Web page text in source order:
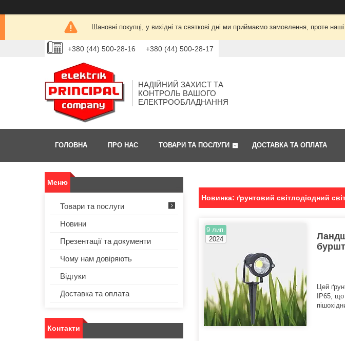
Шановні покупці, у вихідні та святкові дні ми приймаємо замовлення, проте
+380 (44) 500-28-16 +380 (44) 500-28-17
НАДІЙНИЙ ЗАХИСТ ТА
КОНТРОЛЬ ВАШОГО
ЕЛЕКТРООБЛАДНАННЯ
ГОЛОВНА ПРО НАС ТОВАРИ ТА ПОСЛУГИ ДОСТАВКА ТА ОПЛАТА
Новинка: ґрунтовий світлодіодний
9 лип.
2024
Цей
IP65, що
Товари та послуги
Новини
Презентації та документи
Чому нам довіряють
Відгуки
Доставка та оплата
Контакти